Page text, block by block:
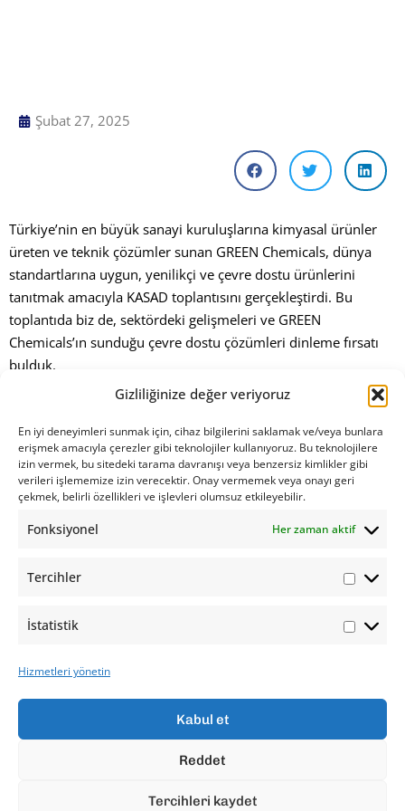
Gizliliğinize değer veriyoruz
En iyi deneyimleri sunmak için, cihaz bilgilerini saklamak ve/veya bunlara
erişmek amacıyla çerezler gibi teknolojiler kullanıyoruz. Bu teknolojilere
izin vermek, bu sitedeki tarama davranışı veya benzersiz kimlikler gibi
verileri işlememize izin verecektir. Onay vermemek veya onayı geri
çekmek, belirli özellikleri ve işlevleri olumsuz etkileyebilir.
Fonksiyonel Her zaman aktif
Tercihler
İstatistik
Hizmetleri yönetin
Kabul et
Reddet
Tercihleri kaydet
Şubat 27, 2025
Türkiye’nin en büyük sanayi kuruluşlarına kimyasal ürünler
üreten ve teknik çözümler sunan GREEN Chemicals, dünya
standartlarına uygun, yenilikçi ve çevre dostu ürünlerini
tanıtmak amacıyla KASAD toplantısını gerçekleştirdi. Bu
toplantıda biz de, sektördeki gelişmeleri ve GREEN
Chemicals’ın sunduğu çevre dostu çözümleri dinleme fırsatı
bulduk.
sürdürülebilirlik ilkelerine dayalı üretim anlayışı ile ürettiği
kimyasal ürünler ve sunduğu teknik çözümler detaylı bir
şekilde paylaşıldı. Şirketin, sanayiye sunduğu ürünlerin sadece
verimlilik sağlamakla kalmayıp, aynı zamanda çevreye duyarlı
ve sürdürülebilir üretim süreçleriyle dikkat çektiği vurgulandı.
Lithosan Basım Yayım Ambalaj San. ve Tic. A. Ş.
Ömerli Mah. Fahri Korutürk Cad.